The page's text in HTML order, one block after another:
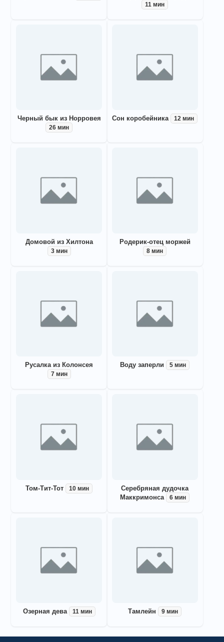
11 мин
Черный бык из Норровея
26 мин
Сон коробейника 12 мин
Домовой из Хилтона
3 мин
Родерик-отец моржей
8 мин
Русалка из Колонсея
7 мин
Воду заперли 5 мин
Том-Тит-Тот 10 мин
Серебряная дудочка
Маккримонса
6 мин
Озерная дева 11 мин Тамлейн 9 мин